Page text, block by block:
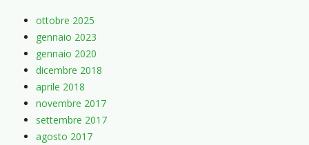
ottobre 2025
gennaio 2023
gennaio 2020
dicembre 2018
aprile 2018
novembre 2017
settembre 2017
agosto 2017